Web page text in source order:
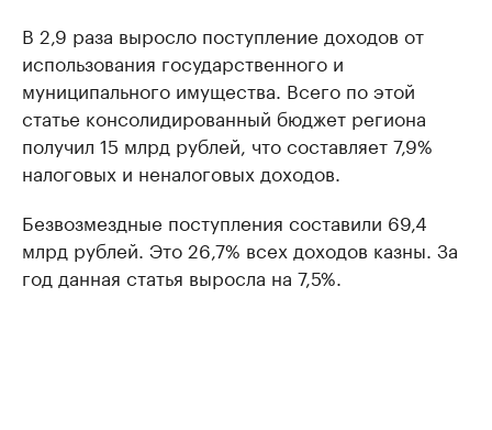
В 2,9 раза выросло поступление доходов от
использования государственного и
муниципального имущества. Всего по этой
статье консолидированный бюджет региона
получил 15 млрд рублей, что составляет 7,9%
налоговых и неналоговых доходов.
Безвозмездные поступления составили 69,4
млрд рублей. Это 26,7% всех доходов казны. За
год данная статья выросла на 7,5%.